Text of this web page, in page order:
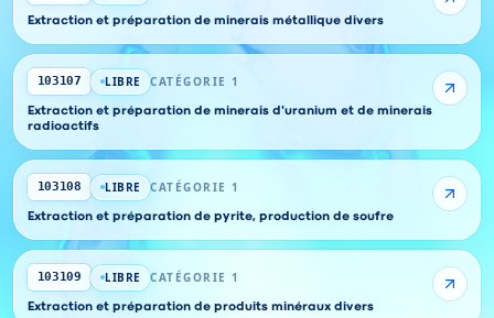
Extraction et préparation de minerais métallique divers
103107 LIBRE CATÉGORIE 1
Extraction et préparation de minerais d'uranium et de minerais
radioactifs
103108 LIBRE CATÉGORIE 1
Extraction et préparation de pyrite, production de soufre
103109 LIBRE CATÉGORIE 1
Extraction et préparation de produits minéraux divers